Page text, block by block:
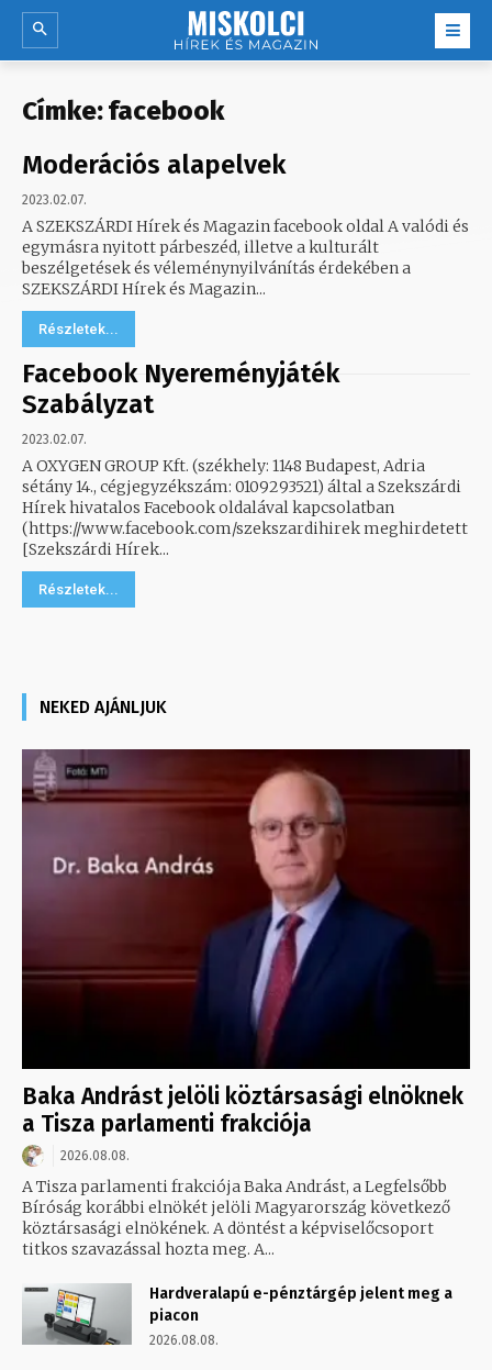
Címke:facebook
Moderációs alapelvek
2023.02.07.
A SZEKSZÁRDI Hírek és Magazin facebook oldal A valódi és
egymásra nyitott párbeszéd, illetve a kulturált
beszélgetések és véleménynyilvánítás érdekében a
SZEKSZÁRDI Hírek és Magazin...
Részletek...
Facebook Nyereményjáték
Szabályzat
2023.02.07.
A OXYGEN GROUP Kft. (székhely: 1148 Budapest, Adria
sétány 14., cégjegyzékszám: 0109293521) által a Szekszárdi
Hírek hivatalos Facebook oldalával kapcsolatban
(https://www.facebook.com/szekszardihirek meghirdetett
[Szekszárdi Hírek...
Részletek...
NEKED AJÁNLJUK
Baka Andrást jelöli köztársasági elnöknek
a Tisza parlamenti frakciója
2026.08.08.
A Tisza parlamenti frakciója Baka Andrást, a Legfelsőbb
Bíróság korábbi elnökét jelöli Magyarország következő
köztársasági elnökének. A döntést a képviselőcsoport
titkos szavazással hozta meg. A...
Hardveralapú e-pénztárgép jelent meg a
piacon
2026.08.08.